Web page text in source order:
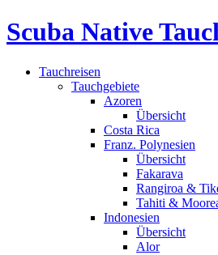
Scuba Native
Tauchreisen
Tauchgebiete
Azoren
Übersicht
Costa Rica
Franz. Polynesien
Übersicht
Fakarava
Rangiroa &
Tahiti &
Indonesien
Übersicht
Alor